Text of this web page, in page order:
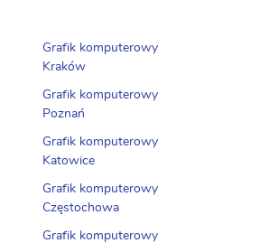
Grafik komputerowy
Kraków
Grafik komputerowy
Poznań
Grafik komputerowy
Katowice
Grafik komputerowy
Częstochowa
Grafik komputerowy